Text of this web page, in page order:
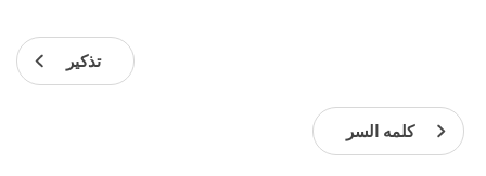
تذكير
كلمه السر